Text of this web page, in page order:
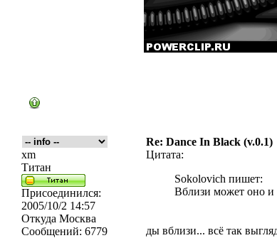
Re: Dance In Black (v.0.1)
xm
Титан
Присоединился:
2005/10/2 14:57
Откуда Москва
Сообщений: 6779
Цитата:
Sokolovich пишет:
Вблизи может оно и
ды вблизи... всё так